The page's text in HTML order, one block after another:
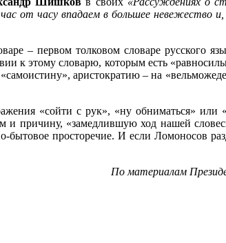
от часу впадаем в большее невежество
– первом толковом словаре русского
к этому словарю, которым есть
аристократию – на
«сойти с рук», «ну обниматься» или
и причину, «замедлившую ход нашей
бытовое просторечие. И если Ломоносов
По материалам